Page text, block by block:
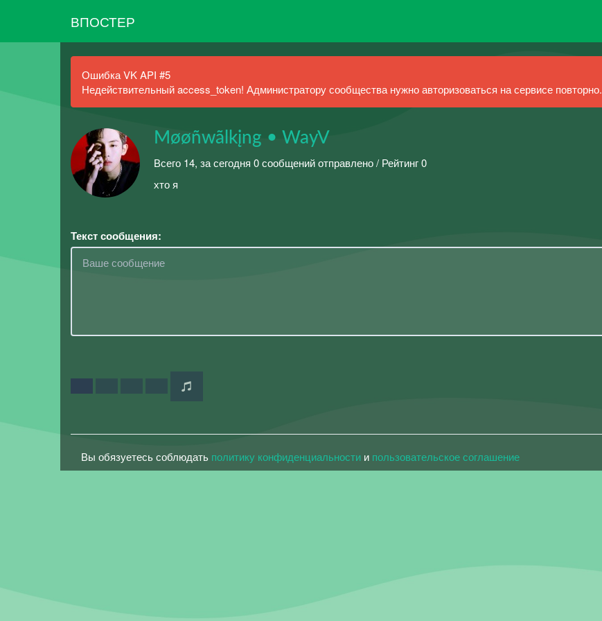
ВПОСТЕР
Ошибка VK API #5
Недействительный access_token! Администратору сообщества нужно авторизоваться на сервисе повторно.
Møøñwãlkįng • WayV
Всего 14, за сегодня 0 сообщений отправлено / Рейтинг 0
хто я
Текст сообщения:
Вы обязуетесь соблюдать политику конфиденциальности и пользовательское соглашение